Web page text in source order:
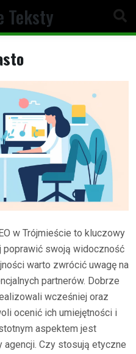
Teksty
w Trójmieście to kluczowy
poprawić swoją widoczność
warto zwrócić uwagę na
partnerów. Dobrze
wcześniej oraz
ocenić ich umiejętności i
aspektem jest
Czy stosują etyczne